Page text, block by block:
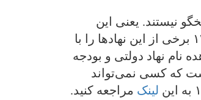
نیستند. یعنی این
سازمان‌ها بدون نظارت مردم از بودجه عمومی استفاده می‌کنند. اینفوگرافیک زیر به شیوه‌ای پویا بودجه سال ۱۳۹۷ برخی از این نهادها را با
نام نهاد دولتی و بودجه
که کسی نمی‌تواند
لینک مراجعه کنید.